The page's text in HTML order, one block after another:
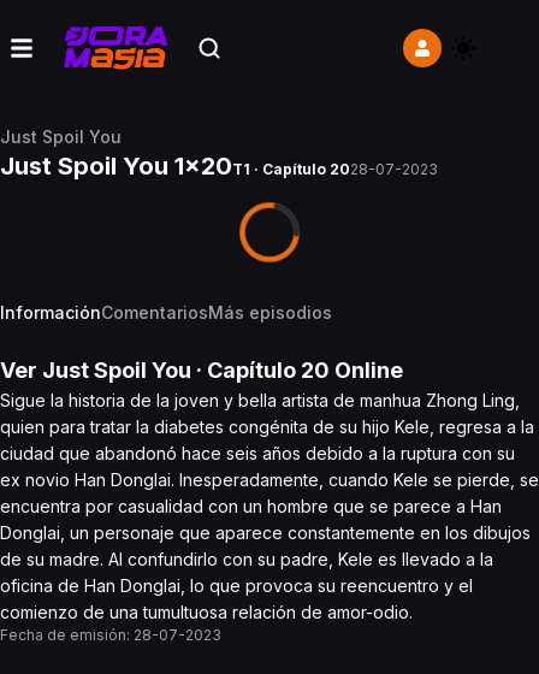
Just Spoil You
Just Spoil You 1x20T1 · Capítulo 2028-07-2023
InformaciónComentariosMás episodios
Ver Just Spoil You · Capítulo 20 Online
Sigue la historia de la joven y bella artista de manhua Zhong Ling,
quien para tratar la diabetes congénita de su hijo Kele, regresa a la
ciudad que abandonó hace seis años debido a la ruptura con su
ex novio Han Donglai. Inesperadamente, cuando Kele se pierde, se
encuentra por casualidad con un hombre que se parece a Han
Donglai, un personaje que aparece constantemente en los dibujos
de su madre. Al confundirlo con su padre, Kele es llevado a la
oficina de Han Donglai, lo que provoca su reencuentro y el
comienzo de una tumultuosa relación de amor-odio.
Fecha de emisión: 28-07-2023